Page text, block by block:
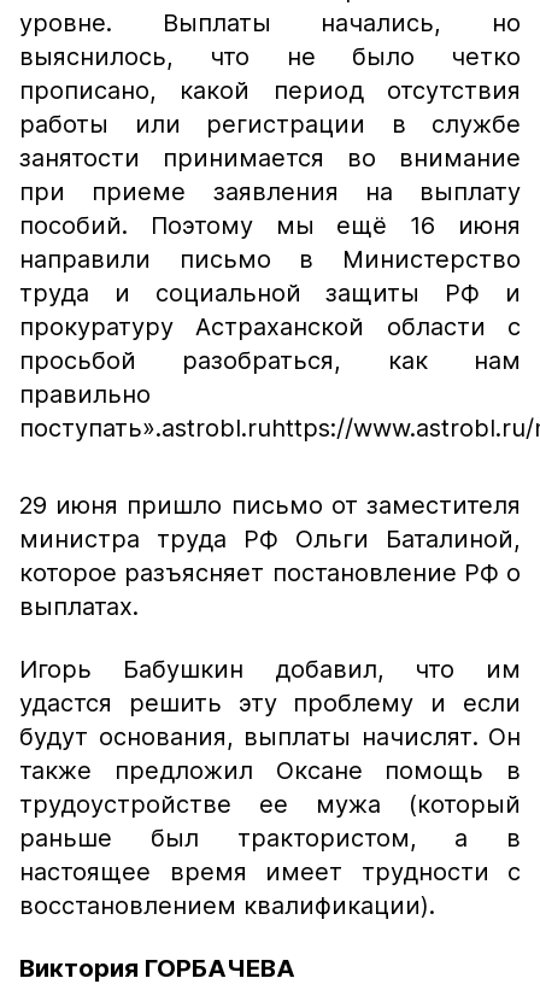
уровне. Выплаты начались, но
выяснилось, что не было четко
прописано, какой период отсутствия
работы или регистрации в службе
занятости принимается во внимание
при приеме заявления на выплату
пособий. Поэтому мы ещё 16 июня
направили письмо в Министерство
труда и социальной защиты РФ и
прокуратуру Астраханской области с
просьбой разобраться, как нам
правильно
поступать».astrobl.ruhttps://www.astrobl.ru/
29 июня пришло письмо от заместителя
министра труда РФ Ольги Баталиной,
которое разъясняет постановление РФ о
выплатах.
Игорь Бабушкин добавил, что им
удастся решить эту проблему и если
будут основания, выплаты начислят. Он
также предложил Оксане помощь в
трудоустройстве ее мужа (который
раньше был трактористом, а в
настоящее время имеет трудности с
восстановлением квалификации).
Виктория ГОРБАЧЕВА